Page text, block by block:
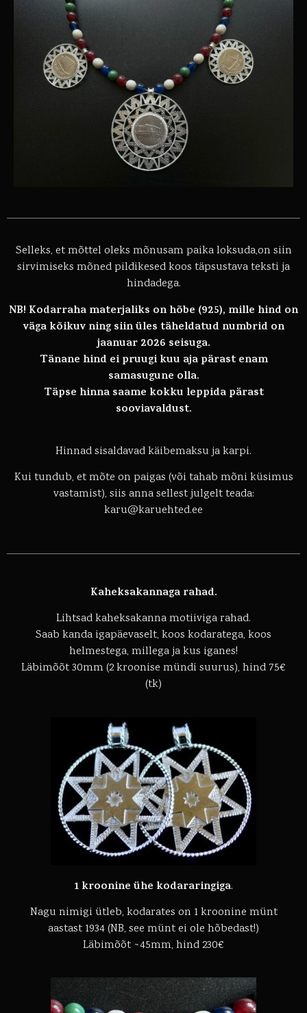
Selleks, et mõttel oleks mõnusam paika loksuda,on siin
sirvimiseks mõned pildikesed koos täpsustava teksti ja
hindadega.
NB! Kodarraha materjaliks on hõbe (925), mille hind on
väga kõikuv ning siin üles täheldatud numbrid on
jaanuar 2026 seisuga.
Tänane hind ei pruugi kuu aja pärast enam
samasugune olla.
Täpse hinna saame kokku leppida pärast
sooviavaldust.
Hinnad sisaldavad käibemaksu ja karpi.
Kui tundub, et mõte on paigas (või tahab mõni küsimus
vastamist), siis anna sellest julgelt teada:
karu@karuehted.ee
Kaheksakannaga rahad.
Lihtsad kaheksakanna motiiviga rahad.
Saab kanda igapäevaselt, koos kodaratega, koos
helmestega, millega ja kus iganes!
Läbimõõt 30mm (2 kroonise mündi suurus), hind 75€
(tk)
1 kroonine ühe kodararingiga.
Nagu nimigi ütleb, kodarates on 1 kroonine münt
aastast 1934 (NB, see münt ei ole hõbedast!)
Läbimõõt ~45mm, hind 230€